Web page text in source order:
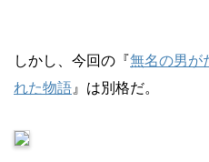
しかし、今回の『無名の男が
れた物語』は別格だ。